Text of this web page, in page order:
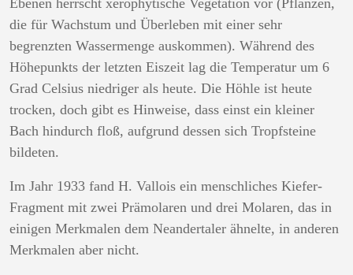
Ebenen herrscht xerophytische Vegetation vor (Pflanzen,
die für Wachstum und Überleben mit einer sehr
begrenzten Wassermenge auskommen). Während des
Höhepunkts der letzten Eiszeit lag die Temperatur um 6
Grad Celsius niedriger als heute. Die Höhle ist heute
trocken, doch gibt es Hinweise, dass einst ein kleiner
Bach hindurch floß, aufgrund dessen sich Tropfsteine
bildeten.
Im Jahr 1933 fand H. Vallois ein menschliches Kiefer-
Fragment mit zwei Prämolaren und drei Molaren, das in
einigen Merkmalen dem Neandertaler ähnelte, in anderen
Merkmalen aber nicht.